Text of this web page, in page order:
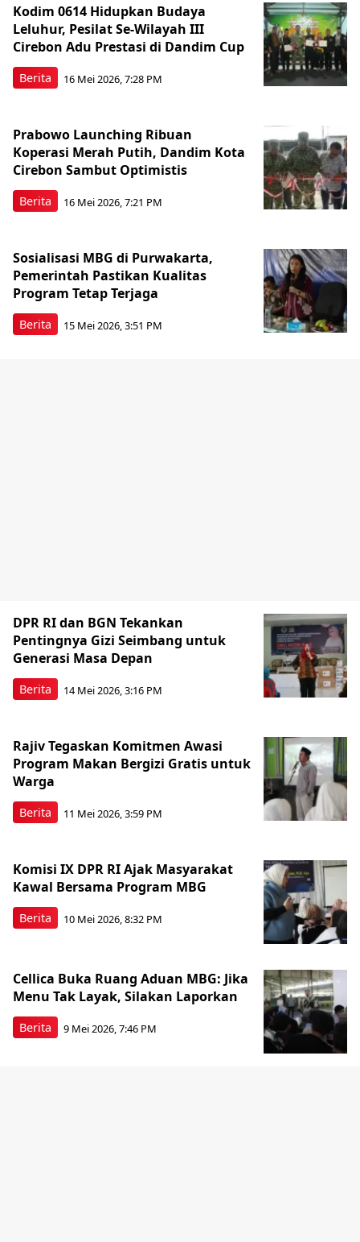
Berita
Kodim 0614 Hidupkan Budaya
Leluhur, Pesilat Se-Wilayah III
Cirebon Adu Prestasi di Dandim Cup
16 Mei 2026, 7:28 PM
Berita
Prabowo Launching Ribuan
Koperasi Merah Putih, Dandim Kota
Cirebon Sambut Optimistis
16 Mei 2026, 7:21 PM
Berita
Sosialisasi MBG di Purwakarta,
Pemerintah Pastikan Kualitas
Program Tetap Terjaga
15 Mei 2026, 3:51 PM
Berita
DPR RI dan BGN Tekankan
Pentingnya Gizi Seimbang untuk
Generasi Masa Depan
14 Mei 2026, 3:16 PM
Berita
Rajiv Tegaskan Komitmen Awasi
Program Makan Bergizi Gratis untuk
Warga
11 Mei 2026, 3:59 PM
Berita
Komisi IX DPR RI Ajak Masyarakat
Kawal Bersama Program MBG
10 Mei 2026, 8:32 PM
Berita
Cellica Buka Ruang Aduan MBG: Jika
Menu Tak Layak, Silakan Laporkan
9 Mei 2026, 7:46 PM